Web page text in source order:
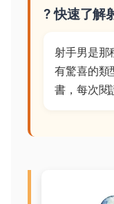
? 快速了解
射手男是那
有驚喜的類
書，每次閱